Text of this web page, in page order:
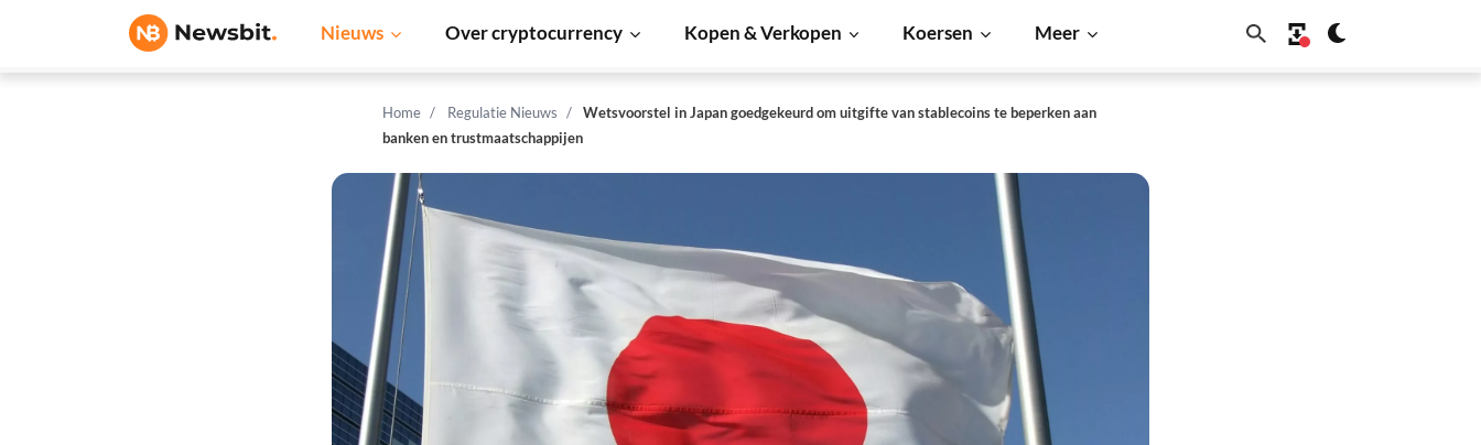
Nieuws Over cryptocurrency Kopen & Verkopen Koersen Meer
Home Regulatie Nieuws
Wetsvoorstel in Japan goedgekeurd om uitgifte van stablecoins te beperken aan
banken en trustmaatschappijen